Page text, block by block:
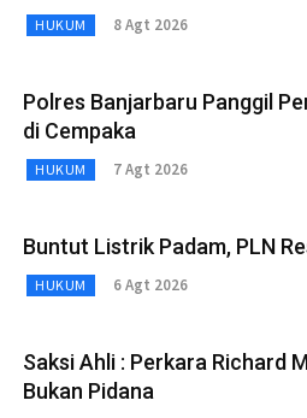
HUKUM 8 Agt 2026
Polres Banjarbaru Panggil
di Cempaka
HUKUM 7 Agt 2026
Buntut Listrik Padam, PLN
HUKUM 6 Agt 2026
Saksi Ahli : Perkara Richard
Bukan Pidana